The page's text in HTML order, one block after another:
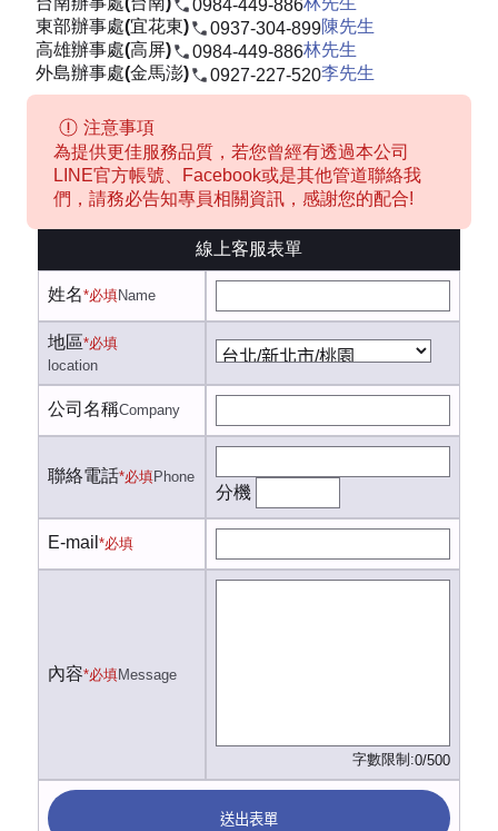
0984-449-886
東部辦事處(宜花東)
0937-304-899陳先生
高雄辦事處(高屏)
0984-449-886林先生
外島辦事處(金馬澎)
0927-227-520李先生
注意事項
為提供更佳服務品質，若您曾經有透過本公司
LINE官方帳號、Facebook或是其他管道聯絡我
們，請務必告知專員相關資訊，感謝您的配合!
線上客服表單
姓名*必填Name
地區*必填
location
公司名稱Company
聯絡電話*必填Phone
分機
E-mail *必填
內容*必填Message
字數限制:0/500
送出表單